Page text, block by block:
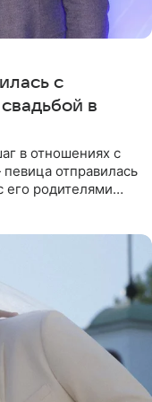
с
в
в отношениях с
отправилась
его родителями